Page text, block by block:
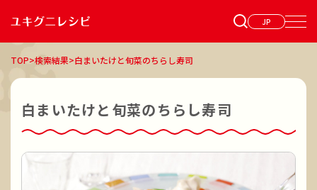
JP
TOP>検索結果>白まいたけと旬菜のちらし寿司
白まいたけと旬菜のちらし寿司